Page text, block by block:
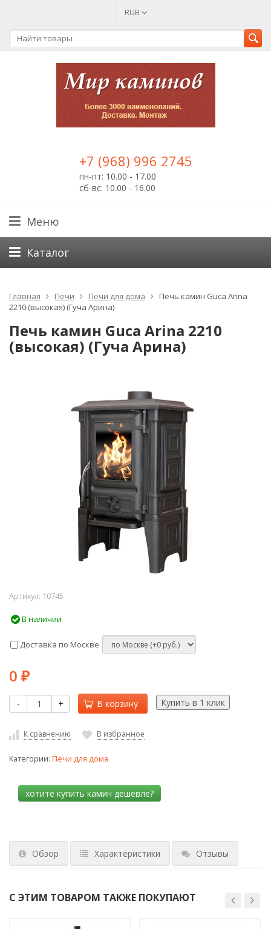
RUB
+7 (968) 996 2745
пн-пт: 10.00 - 17.00
сб-вс: 10.00 - 16.00
Меню
Каталог
Главная Печи Печи для дома
Печь камин Guca Arina
2210 (высокая) (Гуча Арина)
Печь камин Guca Arina 2210
(высокая) (Гуча Арина)
Артикул: 10745
В наличии
Доставка по Москве
0 ₽
- + В корзину
К сравнению В избранное
Категории: Печи для дома
Обзор Характеристики Отзывы
С ЭТИМ ТОВАРОМ ТАКЖЕ ПОКУПАЮТ